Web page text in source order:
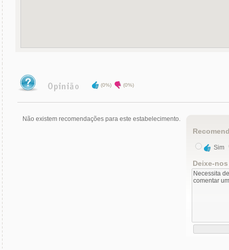
(0%) (0%)
Não existem recomendações para este estabelecimento.
Sim
Deixe-